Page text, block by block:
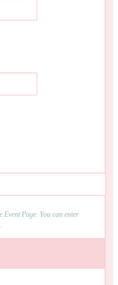
Event Page. You can enter